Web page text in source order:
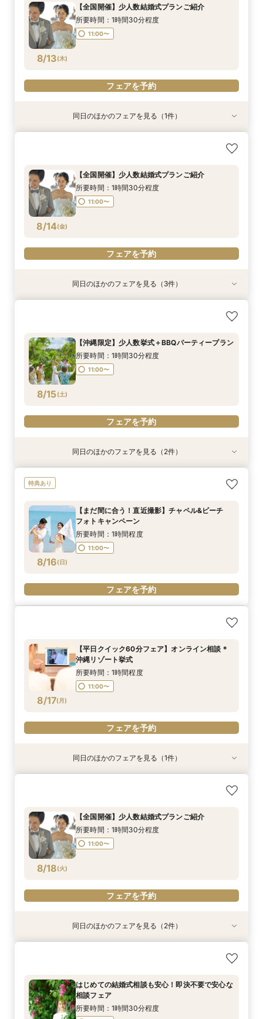
8/12 ( )
8/13(木)
【全国開催】少人数結婚式プランご紹介
所要時間：1時間30分程度
11:00〜
フェアを予約
8/13 ( )
【平日クイック60分フェア】オンライン相談＊
同日のほかのフェアを見る（1件）
8/14(金)
【全国開催】少人数結婚式プランご紹介
所要時間：1時間30分程度
11:00〜
フェアを予約
8/14(金)
【平日クイック60分フェア】オンライン相談＊
8/14(金)
【沖縄限定】少人数挙式＋BBQパーティープラン
11:00〜
8/14(金)
同日のほかのフェアを見る（3件）
8/15(土)
【沖縄限定】少人数挙式＋BBQパーティープラン
所要時間：1時間30分程度
11:00〜
フェアを予約
8/15(土)
11:00〜
8/15(土)
はじめての結婚式相談も安心！即決不要で安心な
11:00〜
同日のほかのフェアを見る（2件）
特典あり
8/16(日)
【まだ間に合う！直近撮影】チャペル&ビーチ
フォトキャンペーン
所要時間：1時間程度
11:00〜
フェアを予約
8/17(月)
【平日クイック60分フェア】オンライン相談＊
沖縄リゾート挙式
所要時間：1時間程度
11:00〜
フェアを予約
8/17 ( )
親御様のための安心相談会｜費用・準備・服装ま
同日のほかのフェアを見る（1件）
8/18(火)
【全国開催】少人数結婚式プランご紹介
所要時間：1時間30分程度
11:00〜
フェアを予約
8/18(火)
11:00〜
8/18(火)
はじめての結婚式相談も安心！即決不要で安心な
11:00〜
同日のほかのフェアを見る（2件）
はじめての結婚式相談も安心！即決不要で安心な
相談フェア
所要時間：1時間30分程度